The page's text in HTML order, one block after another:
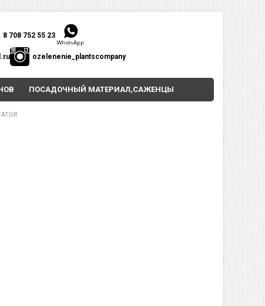
8 708 752 55 23
ozelenenie_plantscompany
ПОСАДОЧНЫЙ МАТЕРИАЛ,САЖЕНЦЫ